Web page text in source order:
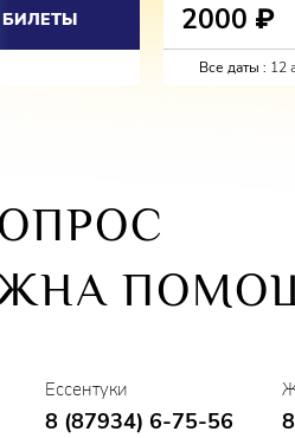
БИЛЕТЫ 2000 ₽
Все даты : 12
Ессентуки
8 (87934) 6-75-56